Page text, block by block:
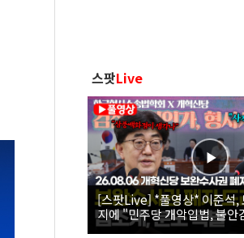
스팟Live
[스팟Live] *풀영상* 이준석,
지에 "민주당 개악입법, 불안
26.08.06 개혁신당 보완수사